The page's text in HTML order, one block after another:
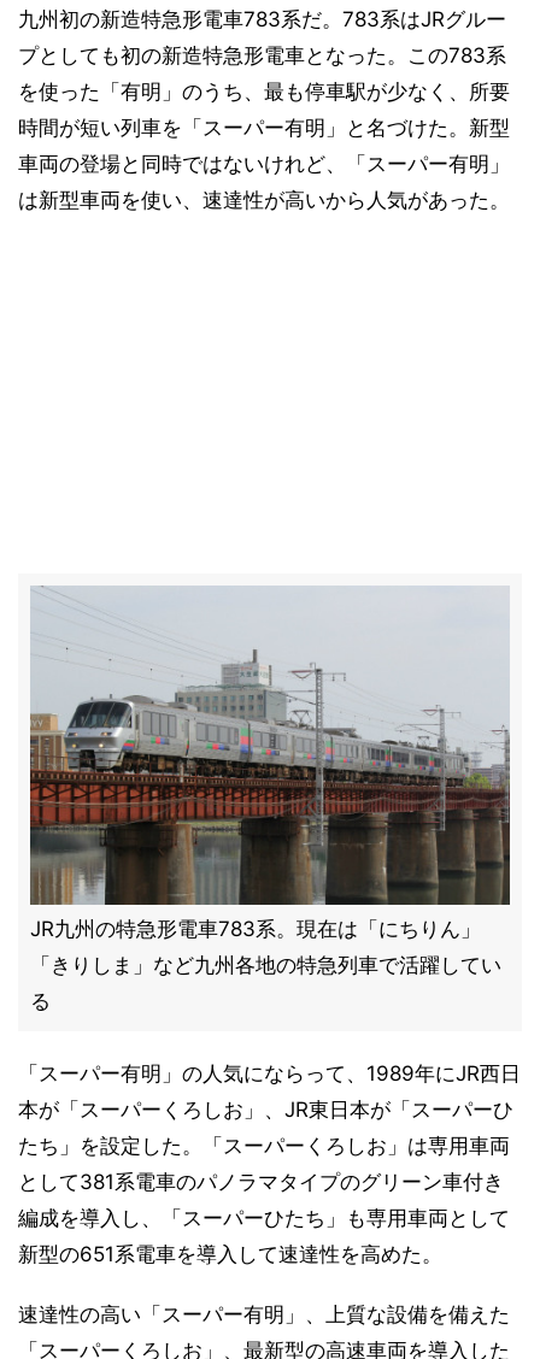
九州初の新造特急形電車783系だ。783系はJRグルー
プとしても初の新造特急形電車となった。この783系
を使った「有明」のうち、最も停車駅が少なく、所要
時間が短い列車を「スーパー有明」と名づけた。新型
車両の登場と同時ではないけれど、「スーパー有明」
は新型車両を使い、速達性が高いから人気があった。
JR九州の特急形電車783系。現在は「にちりん」
「きりしま」など九州各地の特急列車で活躍してい
る
「スーパー有明」の人気にならって、1989年にJR西日
本が「スーパーくろしお」、JR東日本が「スーパーひ
たち」を設定した。「スーパーくろしお」は専用車両
として381系電車のパノラマタイプのグリーン車付き
編成を導入し、「スーパーひたち」も専用車両として
新型の651系電車を導入して速達性を高めた。
速達性の高い「スーパー有明」、上質な設備を備えた
「スーパーくろしお」、最新型の高速車両を導入した